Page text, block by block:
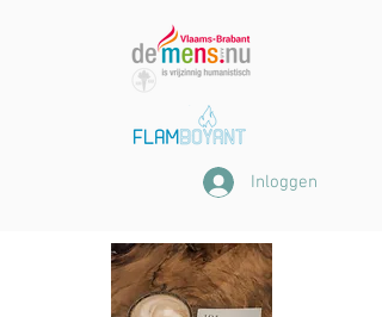
Inloggen